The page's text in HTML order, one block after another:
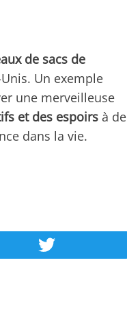
de sacs de
Un exemple
une merveilleuse
et des espoirs à de
dans la vie.